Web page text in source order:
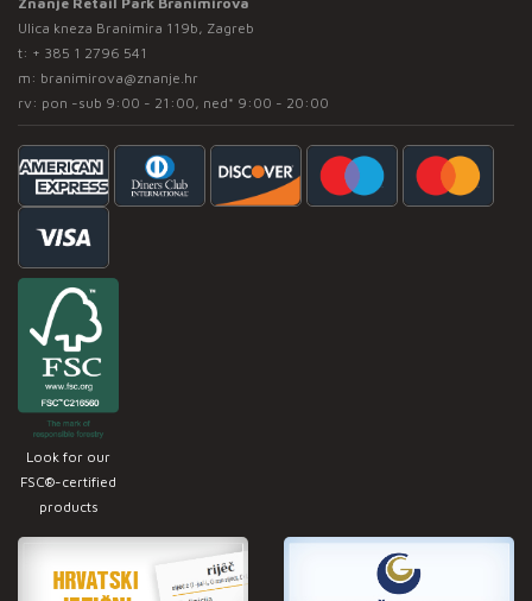
Ulica kneza Branimira 119b, Zagreb
t: + 385 1 2796 541
m: branimirova@znanje.hr
rv: pon -sub 9:00 - 21:00, ned* 9:00 - 20:00
Look for our
FSC®-certified
products